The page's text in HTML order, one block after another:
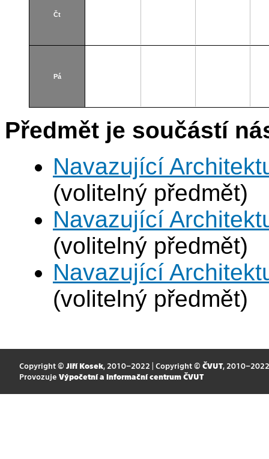
Čt
Pá
Předmět je součástí
Navazující
(volitelný předmět)
Navazující
(volitelný předmět)
Navazující
(volitelný předmět)
Copyright © Jiří Kosek, 2010–2022 | Copyright © ČVUT, 2010–2022
Provozuje Výpočetní a informační centrum ČVUT